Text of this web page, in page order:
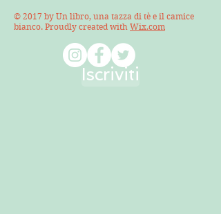
© 2017 by Un libro, una tazza di tè e il camice
bianco. Proudly created with Wix.com
Iscriviti